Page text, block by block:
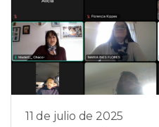
11 de julio de 2025